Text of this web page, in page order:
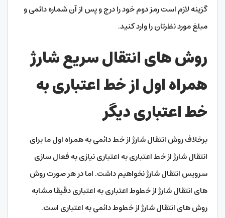
گزینه لازم است رمز دوم خود را درج و پس از آن شماره دائمی و
مبلغ مورد نظرتان را وارد کنید.
روش های انتقال سریع شارژ
همراه اول از خط اعتباری به
خط اعتباری دیگر
برخلاف روش انتقال شارژ از خط دائمی به همراه اول ما برای
انتقال شارژ از خط اعتباری به اعتباری نیازی به فعال سازی
سرویس انتقال شارژ نخواهیم داشت. اما در هر صورت روش
های انتقال شارژ از خطوط اعتباری به اعتباری دقیقا مشابه
روش های انتقال شارژ از خطوط دائمی به اعتباری است.